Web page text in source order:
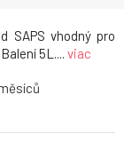
SAPS vhodný pro
5L.... viac